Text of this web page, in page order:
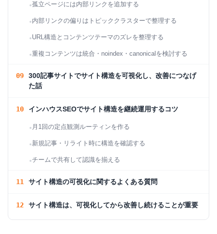
孤立ページには内部リンクを追加する
内部リンクの偏りはトピッククラスターで整理する
URL構造とコンテンツテーマのズレを整理する
重複コンテンツは統合・noindex・canonicalを検討する
300記事サイトでサイト構造を可視化し、改善につなげ
た話
インハウスSEOでサイト構造を継続運用するコツ
月1回の定点観測ルーティンを作る
新規記事・リライト時に構造を確認する
チームで共有して認識を揃える
サイト構造の可視化に関するよくある質問
サイト構造は、可視化してから改善し続けることが重要